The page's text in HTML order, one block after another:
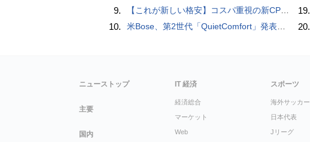
9. 【これが新しい格安】コスパ重視の新CPUを搭載した「 Beelink EQi Wildcat Lake Core 3 304」をレビューします。なんと10G LANも搭載していますよ
10. 米Bose、第2世代「QuietComfort」発表 ノイキャン強化、メガネ着用時の低下を抑制
19.
20.
ニューストップ
主要
国内
IT 経済
経済総合
マーケット
Web
スポーツ
海外サッカー
日本代表
Jリーグ